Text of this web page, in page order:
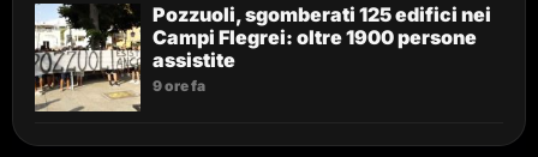
Pozzuoli, sgomberati 125 edifici nei
Campi Flegrei: oltre 1900 persone
assistite
9 ore fa